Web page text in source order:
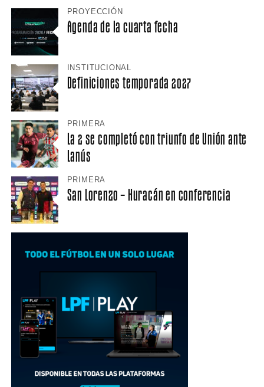
PROYECCIÓN
Agenda de la cuarta fecha
INSTITUCIONAL
Definiciones temporada 2027
PRIMERA
La 2 se completó con triunfo de Unión ante
Lanús
PRIMERA
San Lorenzo – Huracán en conferencia